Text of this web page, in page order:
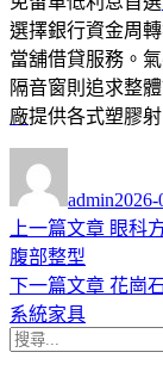
選擇銀行資金周
當舖借貸服務。
隔音窗則追求整
廠提供各式塑膠
者
admin佈
日
2026-
文
章
導
覽
上一篇文章 上
篇
眼科
腹部整型
下一篇文章 下
花崗
系統家具
搜